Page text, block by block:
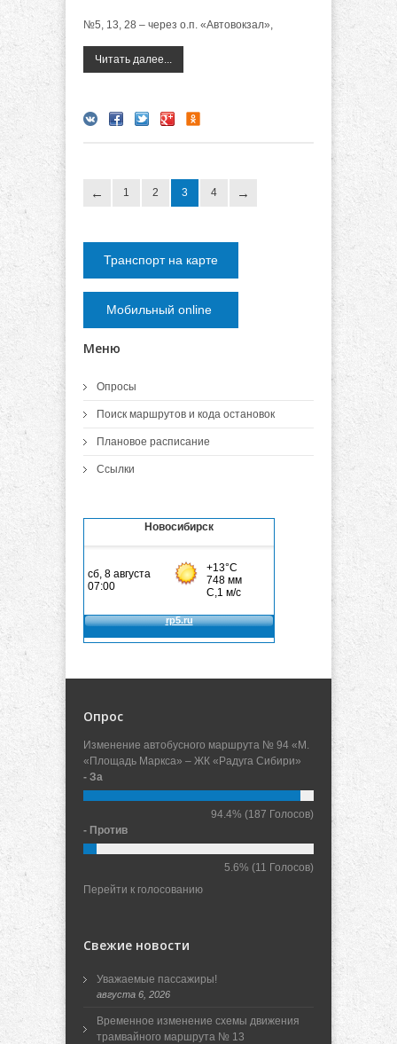
№5, 13, 28 – через о.п. «Автовокзал»,
Читать далее...
1 2 3 4
Транспорт на карте
Мобильный online
Меню
Опросы
Поиск маршрутов и кода остановок
Плановое расписание
Ссылки
Новосибирск
Опрос
Изменение автобусного маршрута № 94 «М.
«Площадь Маркса» – ЖК «Радуга Сибири»
- За
94.4% (187 Голосов)
- Против
5.6% (11 Голосов)
Перейти к голосованию
Свежие новости
Уважаемые пассажиры!
августа 6, 2026
Временное изменение схемы движения
трамвайного маршрута № 13